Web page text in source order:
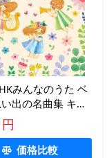
みんなのうた ベ
出の名曲集 キン
ト・セレクト・ラ
ー2025 / オムニバ
KICW7211
価格比較